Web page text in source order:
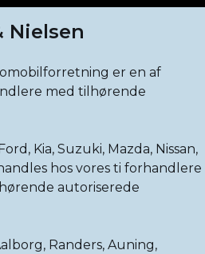
Nielsen
er en af
med tilhørende
Kia, Suzuki, Mazda, Nissan,
hos vores ti forhandlere
autoriserede
Randers, Auning,